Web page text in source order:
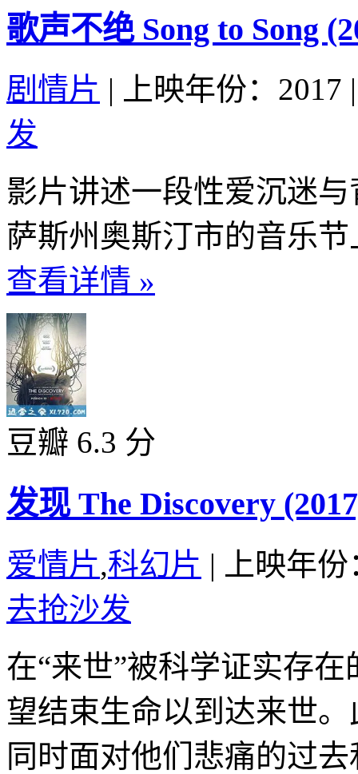
歌声不绝 Song to Song
剧情片 | 上映年份：2017 |
发
影片讲述一段性爱沉迷
萨斯州奥斯汀市的音乐
查看详情 »
豆瓣 6.3 分
发现 The Discovery
爱情片,科幻片 |
上映年
去抢沙发
在“来世”被科学证实存
望结束生命以到达来世
同时面对他们悲痛的过